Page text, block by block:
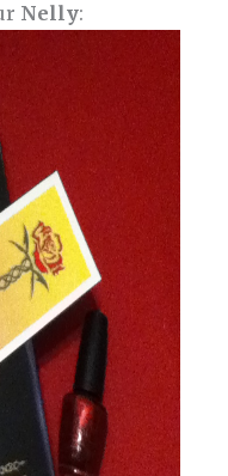
Nelly: